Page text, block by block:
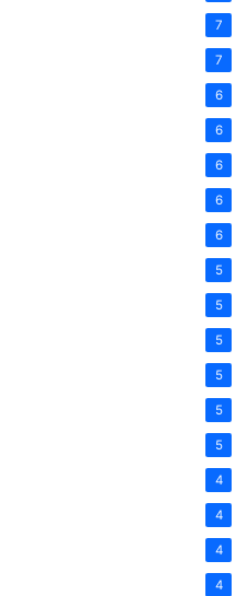
7
7
6
6
6
6
6
5
5
5
5
5
5
4
4
4
4